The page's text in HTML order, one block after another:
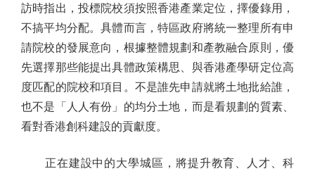
訪時指出，投標院校須按照香港產業定位，擇優錄用，
不搞平均分配。具體而言，特區政府將統一整理所有申
請院校的發展意向，根據整體規劃和產教融合原則，優
先選擇那些能提出具體政策構思、與香港產學研定位高
度匹配的院校和項目。不是誰先申請就將土地批給誰，
也不是「人人有份」的均分土地，而是看規劃的質素、
看對香港創科建設的貢獻度。
正在建設中的大學城區，將提升教育、人才、科